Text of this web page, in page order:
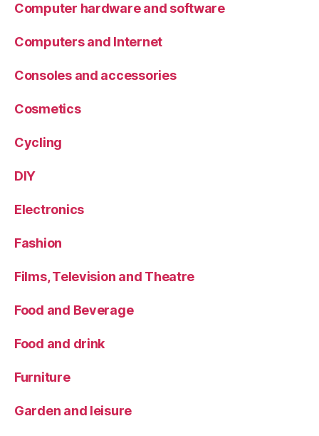
Computer hardware and software
Computers and Internet
Consoles and accessories
Cosmetics
Cycling
DIY
Electronics
Fashion
Films, Television and Theatre
Food and Beverage
Food and drink
Furniture
Garden and leisure